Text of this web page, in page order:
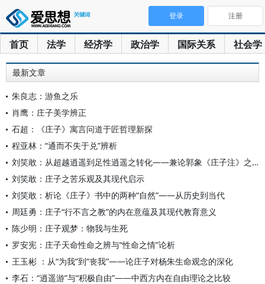
首页 法学 经济学 政治学 国际关系 社会学
登录 注册
最新文章
朱良志：游鱼之乐
肖鹰：庄子美学辨正
石超：《庄子》寓言问道于匠哲理新探
程亚林：“通而不失于兑”辨析
刘笑敢：从超越逍遥到足性逍遥之转化——兼论郭象《庄子注》之诠
刘笑敢：庄子之苦乐观及其现代启示
刘笑敢：析论《庄子》书中的两种“自然”——从历史到当代
周廷勇：庄子“行不言之教”的内在意蕴及其现代教育意义
陈少明：庄子观梦：物我与生死
罗安宪：庄子天命性命之辨与“性命之情”论析
王玉彬 ：从“为我”到“丧我”——论庄子对杨朱生命观念的深化
李石：“逍遥游”与“积极自由”——中西方内在自由理论之比较